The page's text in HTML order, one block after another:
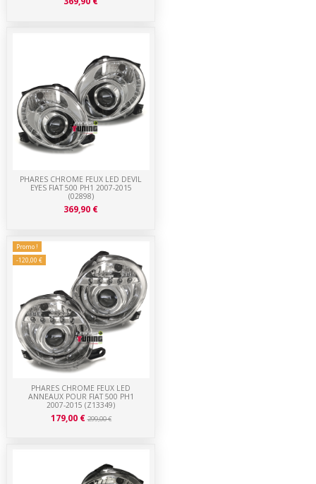
Promo !
-120,00 €
PHARES CHROME FEUX LED
ANNEAUX POUR FIAT 500 PH1
2007-2015 (Z13349)
179,00 €299,00 €
PHARES CHROME FEUX LED DEVIL
EYES FIAT 500 PH1 2007-2015
(02898)
369,90 €